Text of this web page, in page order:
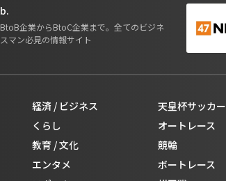
b.
BtoB企業からBtoC企業まで。全てのビジネ
スマン必見の情報サイト
経済 / ビジネス
くらし
教育 / 文化
エンタメ
天皇杯サッカー
オートレース
競輪
ボートレース